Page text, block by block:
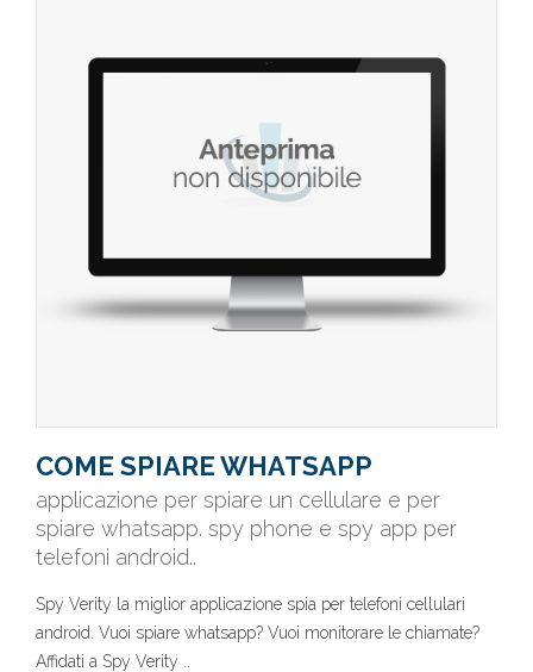
COME SPIARE WHATSAPP
applicazione per spiare un cellulare e per
spiare whatsapp. spy phone e spy app per
telefoni android..
Spy Verity la miglior applicazione spia per telefoni cellulari
android. Vuoi spiare whatsapp? Vuoi monitorare le chiamate?
Affidati a Spy Verity ..